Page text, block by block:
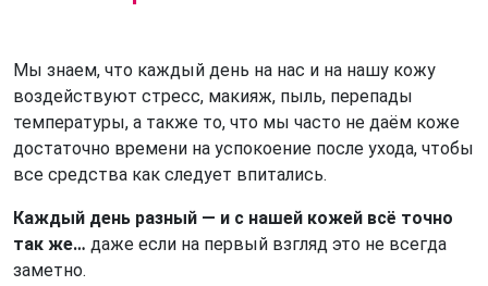
Мы знаем, что каждый день на нас и на нашу кожу
воздействуют стресс, макияж, пыль, перепады
температуры, а также то, что мы часто не даём коже
достаточно времени на успокоение после ухода, чтобы
все средства как следует впитались.
Каждый день разный — и с нашей кожей всё точно
так же… даже если на первый взгляд это не всегда
заметно.